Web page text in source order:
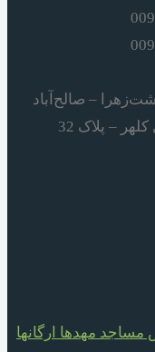
– صالح‌آباد
مساجد مهدها ارگانها